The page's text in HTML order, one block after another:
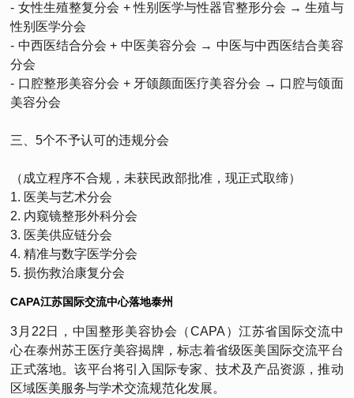
- 女性生殖整复分会 + 性别医学与性器官整形分会 → 生殖与
性别医学分会
- 中西医结合分会 + 中医美容分会 → 中医与中西医结合美容
分会
- 口腔整形美容分会 + 牙颌颜面医疗美容分会 → 口腔与颌面
美容分会
三、5个不予认可的违规分会
（成立程序不合规，未获民政部批准，现正式取缔）
1. 医美与艺术分会
2. 内窥镜整形外科分会
3. 医美供应链分会
4. 精准与数字医学分会
5. 损伤救治康复分会
CAPA江苏国际交流中心落地泰州
3月22日，中国整形美容协会（CAPA）江苏省国际交流中
心在泰州苏王医疗美容揭牌，标志着省级医美国际交流平台
正式落地。该平台将引入国际专家、技术及产品资源，推动
区域医美服务与学术交流规范化发展。